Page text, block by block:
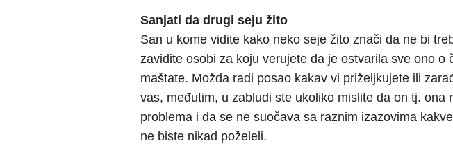
Sanjati da drugi seju žito
San u kome vidite kako neko seje žito znači da ne bi
zavidite osobi za koju verujete da je ostvarila sve ono o
maštate. Možda radi posao kakav vi priželjkujete ili
vas, međutim, u zabludi ste ukoliko mislite da on tj. ona
problema i da se ne suočava sa raznim izazovima
ne biste nikad poželeli.